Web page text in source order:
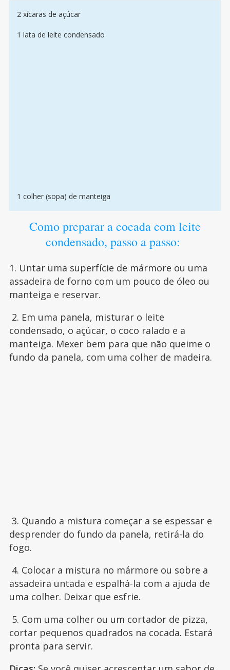
2 xícaras de açúcar
1 lata de leite condensado
1 colher (sopa) de manteiga
Como preparar a cocada com leite
condensado, passo a passo:
1. Untar uma superfície de mármore ou uma
assadeira de forno com um pouco de óleo ou
manteiga e reservar.
2. Em uma panela, misturar o leite
condensado, o açúcar, o coco ralado e a
manteiga. Mexer bem para que não queime o
fundo da panela, com uma colher de madeira.
3. Quando a mistura começar a se espessar e
desprender do fundo da panela, retirá-la do
fogo.
4. Colocar a mistura no mármore ou sobre a
assadeira untada e espalhá-la com a ajuda de
uma colher. Deixar que esfrie.
5. Com uma colher ou um cortador de pizza,
cortar pequenos quadrados na cocada. Estará
pronta para servir.